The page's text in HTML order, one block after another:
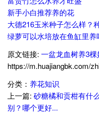
新手小白推荐养的花
大德216玉米种子怎么样？
绿萝可以水培放在鱼缸里养
原文链接: 一盆龙血树养3
https://m.huajiangbk.com/
分类： 养花知识
上一篇: 砂糖橘和贡柑有什
别？哪个更好...